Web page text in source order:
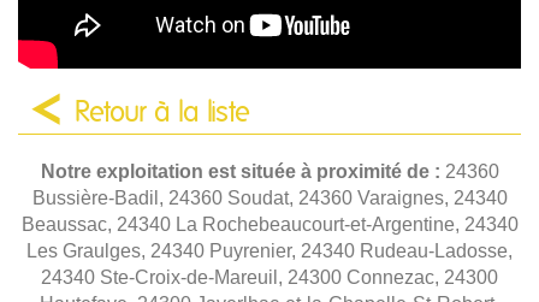
Retour à la liste
Notre exploitation est située à proximité de : 24360
Bussière-Badil, 24360 Soudat, 24360 Varaignes, 24340
Beaussac, 24340 La Rochebeaucourt-et-Argentine, 24340
Les Graulges, 24340 Puyrenier, 24340 Rudeau-Ladosse,
24340 Ste-Croix-de-Mareuil, 24300 Connezac, 24300